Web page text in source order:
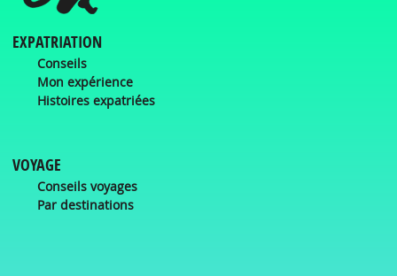
EXPATRIATION
Conseils
Mon expérience
Histoires expatriées
VOYAGE
Conseils voyages
Par destinations